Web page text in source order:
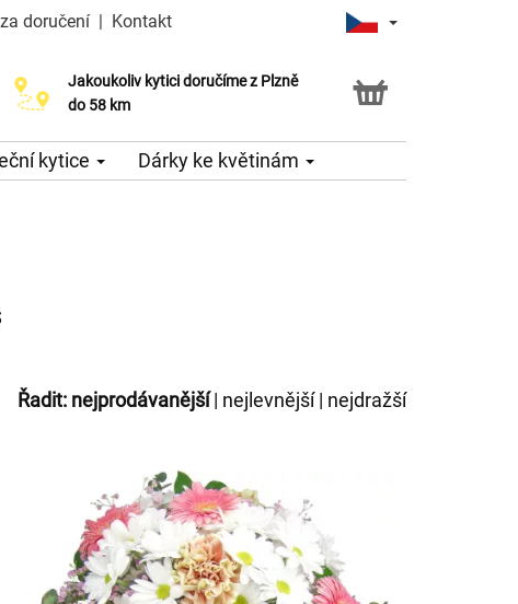
doručení | Kontakt
Jakoukoliv kytici doručíme z Plzně
do 58 km
kytice Dárky ke květinám
Řadit: nejprodávanější| nejlevnější| nejdražší